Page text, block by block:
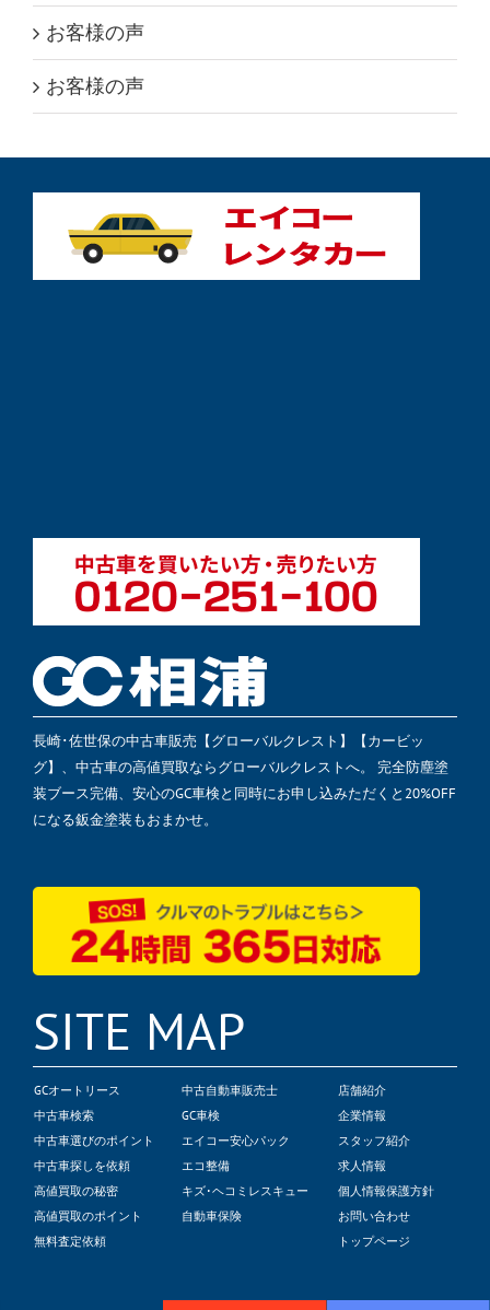
お客様の声
お客様の声
長崎･佐世保の中古車販売【グローバルクレスト】【カービッ
グ】、中古車の高値買取ならグローバルクレストへ。 完全防塵塗
装ブース完備、安心のGC車検と同時にお申し込みただくと20%OFF
になる鈑金塗装もおまかせ。
SITE MAP
GCオートリース
中古車検索
中古車選びのポイント
中古車探しを依頼
高値買取の秘密
高値買取のポイント
無料査定依頼
中古自動車販売士
GC車検
エイコー安心パック
エコ整備
キズ･ヘコミレスキュー
自動車保険
店舗紹介
企業情報
スタッフ紹介
求人情報
個人情報保護方針
お問い合わせ
トップページ